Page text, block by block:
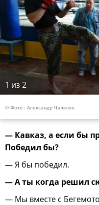
1 из 2
© Фото : Александр Чаленко
— Кавказ, а если бы
Победил бы?
— Я бы победил.
— А ты когда решил
— Мы вместе с